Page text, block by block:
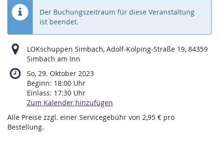
Der Buchungszeitraum für diese Veranstaltung
ist beendet.
LOKschuppen Simbach, Adolf-Kolping-Straße 19, 84359
Simbach am Inn
So, 29. Oktober 2023
Beginn: 18:00 Uhr
Einlass: 17:30 Uhr
Zum Kalender hinzufügen
Alle Preise zzgl. einer Servicegebühr von 2,95 € pro
Bestellung.